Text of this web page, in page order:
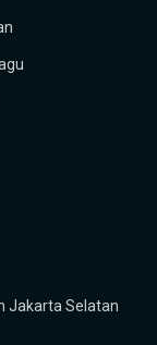
Jakarta Selatan